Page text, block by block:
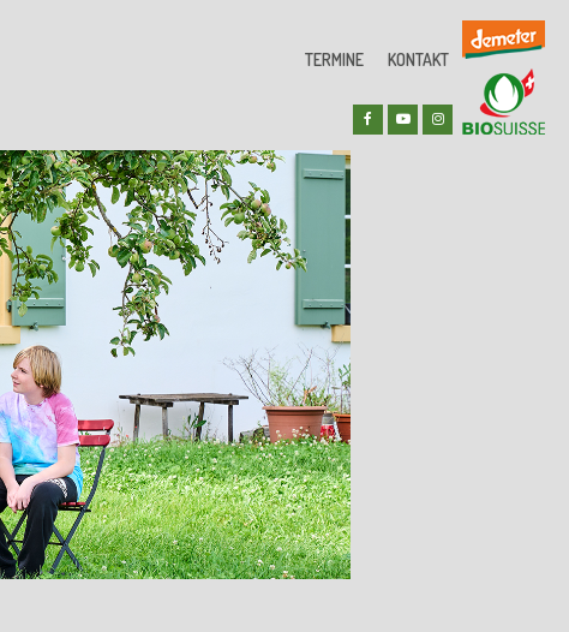
TERMINE KONTAKT